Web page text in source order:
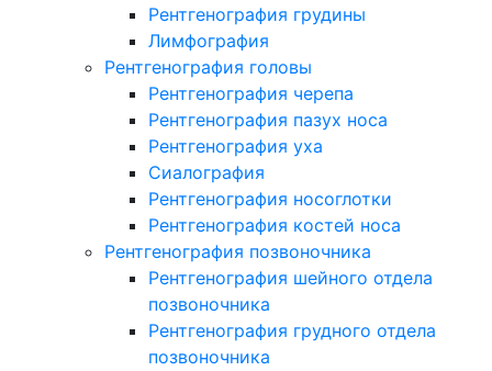
Рентгенография грудины
Лимфография
Рентгенография головы
Рентгенография черепа
Рентгенография пазух носа
Рентгенография уха
Сиалография
Рентгенография носоглотки
Рентгенография костей носа
Рентгенография позвоночника
Рентгенография шейного отдела
позвоночника
Рентгенография грудного отдела
позвоночника